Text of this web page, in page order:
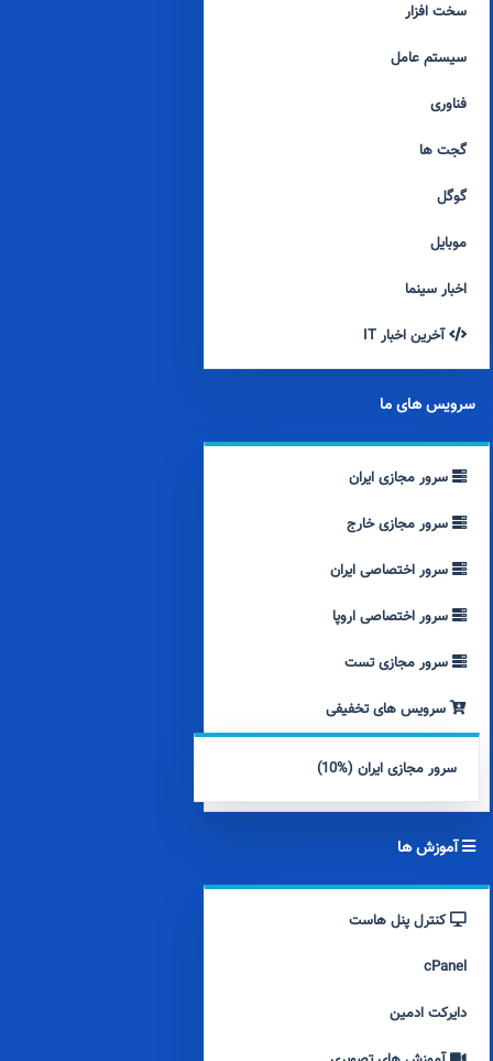
سخت افزار
سیستم عامل
فناوری
گجت ها
گوگل
موبایل
اخبار سینما
آخرین اخبار IT
سرویس های ما
سرور مجازی ایران
سرور مجازی خارج
سرور اختصاصی ایران
سرور اختصاصی اروپا
سرور مجازی تست
سرویس های تخفیفی
سرور مجازی ایران (%10)
آموزش ها
کنترل پنل هاست
cPanel
دایرکت ادمین